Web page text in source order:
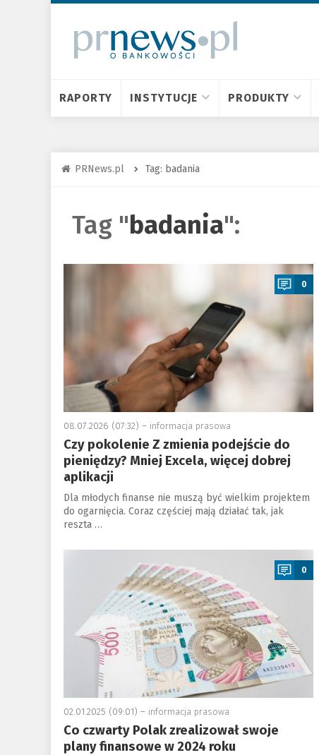
RAPORTY INSTYTUCJE PRODUKTY
PRNews.pl Tag: badania
Tag "badania":
a
0
08.07.2026 (07:32) – informacja prasowa
Czy pokolenie Z zmienia podejście do
pieniędzy? Mniej Excela, więcej dobrej
aplikacji
Dla młodych finanse nie muszą być wielkim projektem
do ogarnięcia. Coraz częściej mają działać tak, jak
reszta …
a
0
02.01.2025 (09:01) – informacja prasowa
Co czwarty Polak zrealizował swoje
plany finansowe w 2024 roku